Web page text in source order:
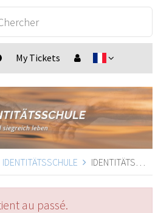
My Tickets
IDENTITÄTSSCHULE IDENTITÄTSSCHULE, ONLINE
au passé.